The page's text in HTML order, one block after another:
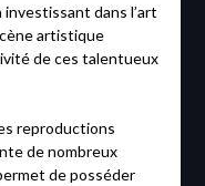
dans l’art
artistique
de ces talentueux
reproductions
de nombreux
de posséder